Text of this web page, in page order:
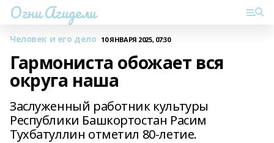
Огни Агидели
Человек и его дело 10 ЯНВАРЯ 2025, 07:30
Гармониста обожает вся
округа наша
Заслуженный работник культуры
Республики Башкортостан Расим
Тухбатуллин отметил 80-летие.